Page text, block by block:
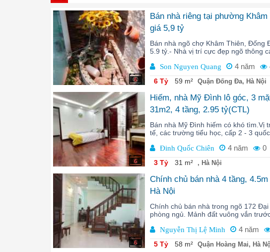
6
Bán nhà riêng tại phường
giá 5,9 tỷ
Bán nhà ngõ chợ Khâm Thiên, Đống
5.9 tỷ.- Nhà vị trí cực đẹp ngõ thông
Son Nguyen Quang 4 năm
6 Tỷ 59 m² Quận Đống Đa, Hà Nội
6
Hiếm, nhà Mỹ Đình lô góc, 3
31m2, 4 tầng, 2.95 tỷ(CTL)
Bán nhà Mỹ Đình hiếm có khó tìm.Vị
tế, các trường tiểu học, cấp 2 - 3
Đinh Quốc Chiên 4 năm 0
3 Tỷ 31 m² , Hà Nội
6
Chính chủ bán nhà 4 tầng,
Hà Nội
Chính chủ bán nhà trong ngõ 172
phòng ngủ. Mảnh đất vuông vắn
Nguyễn Thị Lệ Minh 4 năm
5 Tỷ 58 m² Quận Hoàng Mai, Hà